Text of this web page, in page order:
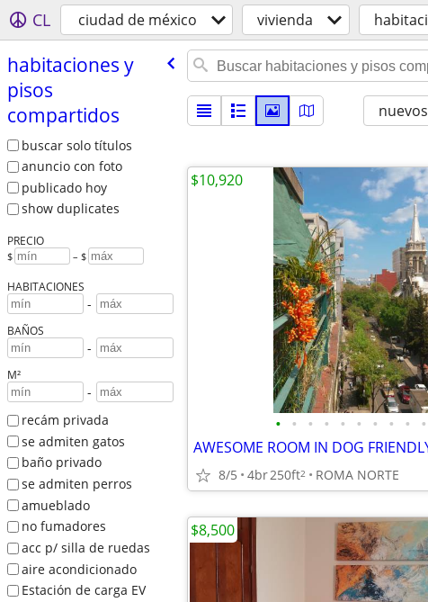
CL ciudad de méxico vivienda
habitaciones y
pisos
compartidos
buscar solo títulos
anuncio con foto
publicado hoy
show duplicates
PRECIO
$ – $
HABITACIONES
-
BAÑOS
-
M²
-
recám privada
se admiten gatos
baño privado
se admiten perros
amueblado
no fumadores
acc p/ silla de ruedas
aire acondicionado
Estación de carga EV
nuevos
• • • • • • • • • •
8/5 4br250ft2 ROMA NORTE
$10,920
$8,500